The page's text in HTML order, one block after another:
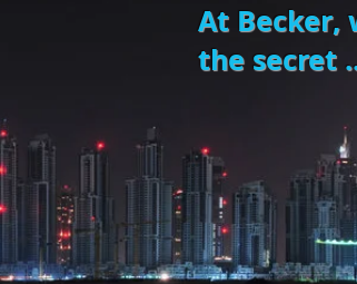
At Becker,
the secret